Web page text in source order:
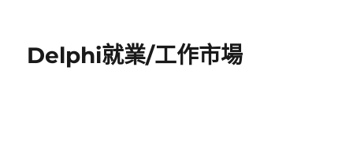
Delphi就業/工作市場